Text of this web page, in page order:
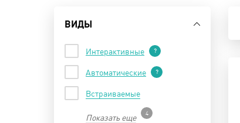
ВИДЫ
Интерактивные ?
Автоматические ?
Встраиваемые
Показать еще 4